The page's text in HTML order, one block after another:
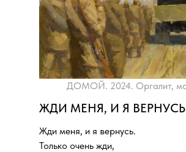
Жди меня, и я вернусь.
Только очень жди,
ЖДИ МЕНЯ, И Я ВЕРНУСЬ
ДОМОЙ. 2024. Оргалит,